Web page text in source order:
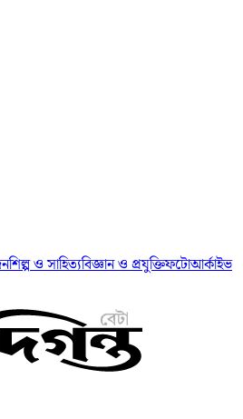
শিল্প ও সাহিত্যবিজ্ঞান ও প্রযুক্তিফটোআর্কাইভ